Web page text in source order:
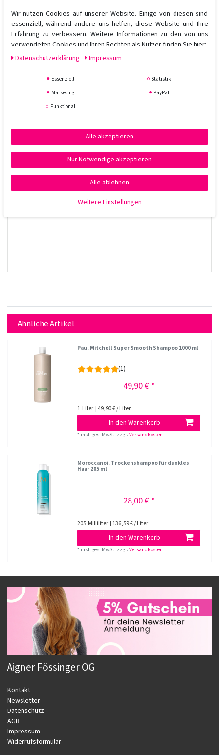
Sorgt für mehr Glanz, Leichtigkeit und Vitalität
Ideal für regelmäßige Anwendung oder als Vorbereitung
auf intensive Pflege
Anwendung:
Auf das nasse Haar auftragen, sanft einmassieren und gründlich
Anwendung wiederholt werden.
Für wen geeignet?
Ähnliche Artikel
Paul Mitchell Super Smooth Shampoo 1000 ml
(1)
49,90 € *
1 Liter | 49,90 € / Liter
In den Warenkorb
* inkl. ges. MwSt. zzgl.Versandkosten
Moroccanoil Trockenshampoo für dunkles
Haar 205 ml
28,00 € *
205 Milliliter | 136,59 € / Liter
In den Warenkorb
* inkl. ges. MwSt. zzgl.Versandkosten
Aigner Fössinger OG
Kontakt
Newsletter
Datenschutz
AGB
Impressum
Widerrufsformular
Wir nutzen Cookies auf unserer Website. Einige von diesen sind
essenziell, während andere uns helfen, diese Website und Ihre
Erfahrung zu verbessern. Weitere Informationen zu den von uns
verwendeten Cookies und Ihren Rechten als Nutzer finden Sie hier:
Daten­schutz­erklärung
Impressum
Essenziell
Statistik
Marketing
PayPal
Funktional
Alle akzeptieren
Nur Notwendige akzeptieren
Alle ablehnen
Weitere Einstellungen